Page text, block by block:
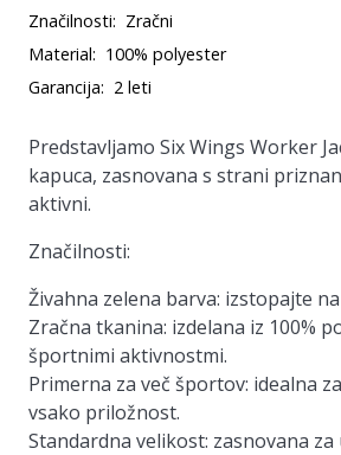
Značilnosti: Zračni
Material: 100% polyester
Garancija: 2 leti
Predstavljamo Six Wings Worker
kapuca, zasnovana s strani
aktivni.
Značilnosti:
Živahna zelena barva: izstopajte
Zračna tkanina: izdelana iz 100%
športnimi aktivnostmi.
Primerna za več športov: idealna
vsako priložnost.
Standardna velikost: zasnovana